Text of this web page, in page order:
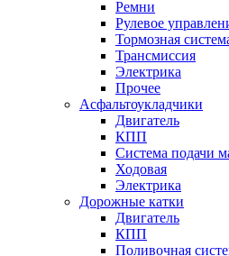
Ремни
Рулевое
Тормозная
Трансмиссия
Электрика
Прочее
Асфальтоукладчики
Двигатель
КПП
Система подачи
Ходовая
Электрика
Дорожные катки
Двигатель
КПП
Поливочная